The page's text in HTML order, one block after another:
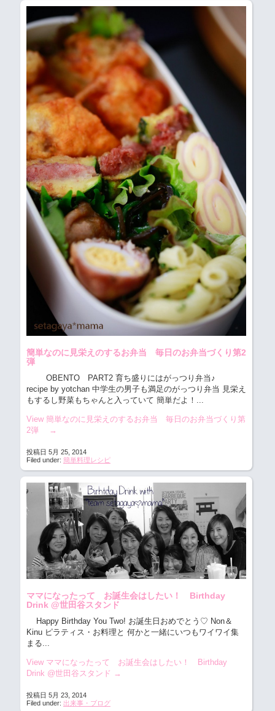
簡単なのに見栄えのするお弁当 毎日のお弁当づくり第2
弾
OBENTO PART2 育ち盛りにはがっつり弁当♪
recipe by yotchan 中学生の男子も満足のがっつり弁当 見栄え
もするし野菜もちゃんと入っていて 簡単だよ！...
View 簡単なのに見栄えのするお弁当 毎日のお弁当づくり第
2弾
→
投稿日 5月 25, 2014
Filed under: 簡単料理レシピ
ママになったって お誕生会はしたい！ Birthday
Drink @世田谷スタンド
Happy Birthday You Two! お誕生日おめでとう♡ Non＆
Kinu ピラティス・お料理と 何かと一緒にいつもワイワイ集
まる...
View ママになったって お誕生会はしたい！ Birthday
Drink @世田谷スタンド →
投稿日 5月 23, 2014
Filed under: 出来事・ブログ